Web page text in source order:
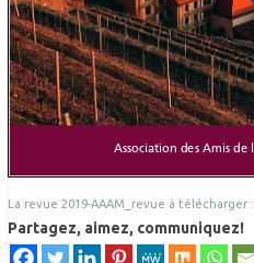
La revue 2019-AAAM_revue à télécharger :
Partagez, aimez, communiquez!